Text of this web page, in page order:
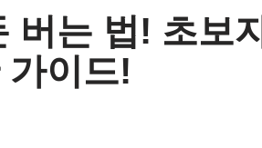
버는 법! 초보
가이드!